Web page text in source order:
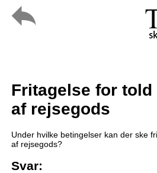
Fritagelse for
af rejsegods
Under hvilke betingelser kan der ske
af rejsegods?
Svar: